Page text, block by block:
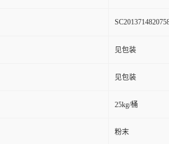
见包装
见包装
25kg/桶
粉末